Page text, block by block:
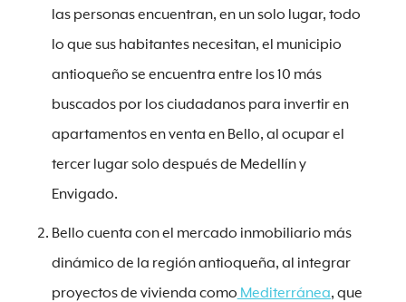
las personas encuentran, en un solo lugar, todo
lo que sus habitantes necesitan, el municipio
antioqueño se encuentra entre los 10 más
buscados por los ciudadanos para invertir en
apartamentos en venta en Bello, al ocupar el
tercer lugar solo después de Medellín y
Envigado.
Bello cuenta con el mercado inmobiliario más
dinámico de la región antioqueña, al integrar
proyectos de vivienda como Mediterránea, que